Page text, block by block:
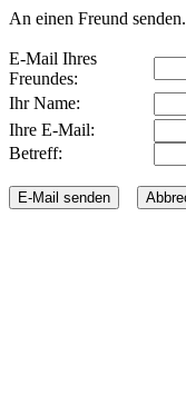
An einen Freund senden.
E-Mail Ihres
Freundes:
Ihr Name:
Ihre E-Mail:
Betreff: